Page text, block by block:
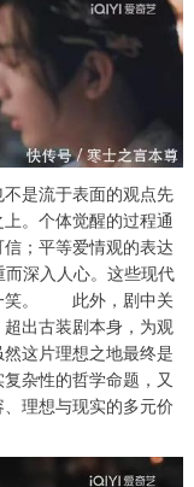
是流于表面的观点先
。个体觉醒的过程通
；平等爱情观的表达
而深入人心。这些现代
笑。 此外，剧中关
出古装剧本身，为观
这片理想之地最终是
杂性的哲学命题，又
理想与现实的多元价